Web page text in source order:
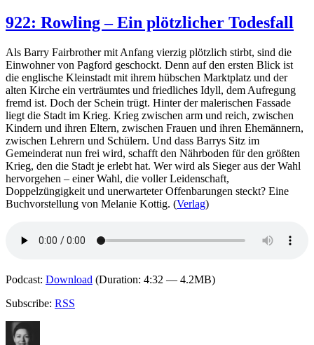
922: Rowling – Ein plötzlicher Todesfall
Als Barry Fairbrother mit Anfang vierzig plötzlich stirbt, sind die
Einwohner von Pagford geschockt. Denn auf den ersten Blick ist
die englische Kleinstadt mit ihrem hübschen Marktplatz und der
alten Kirche ein verträumtes und friedliches Idyll, dem Aufregung
fremd ist. Doch der Schein trügt. Hinter der malerischen Fassade
liegt die Stadt im Krieg. Krieg zwischen arm und reich, zwischen
Kindern und ihren Eltern, zwischen Frauen und ihren Ehemännern,
zwischen Lehrern und Schülern. Und dass Barrys Sitz im
Gemeinderat nun frei wird, schafft den Nährboden für den größten
Krieg, den die Stadt je erlebt hat. Wer wird als Sieger aus der Wahl
hervorgehen – einer Wahl, die voller Leidenschaft,
Doppelzüngigkeit und unerwarteter Offenbarungen steckt? Eine
Buchvorstellung von Melanie Kottig. (Verlag)
Podcast: Download (Duration: 4:32 — 4.2MB)
Subscribe: RSS